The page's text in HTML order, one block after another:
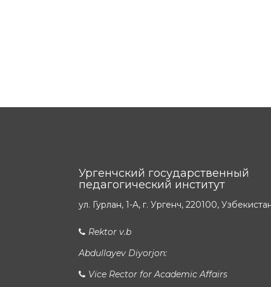
Ургенчский государственный
педагогический институт
ул. Гурлан, 1-A, г. Ургенч, 220100,
Rektor v.b
Abdullayev Diyorjon:
Vice Rector for Academic Affairs